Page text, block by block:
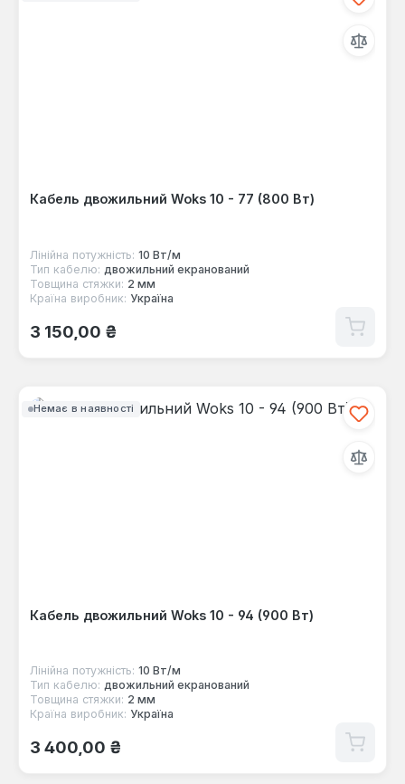
Кабель двожильний Woks 10 - 77 (800 Вт)
Лінійна потужність: 10 Вт/м
Тип кабелю: двожильний екранований
Товщина стяжки: 2 мм
Країна виробник: Україна
Звичайна ціна:
3 150,00 ₴
Немає в наявності
Кабель двожильний Woks 10 - 94 (900 Вт)
Лінійна потужність: 10 Вт/м
Тип кабелю: двожильний екранований
Товщина стяжки: 2 мм
Країна виробник: Україна
Звичайна ціна:
3 400,00 ₴